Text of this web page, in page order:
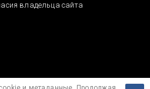
владельца сайта